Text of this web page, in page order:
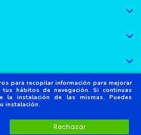
para recopilar información para mejorar
hábitos de navegación. Si continuas
la instalación de las mismas. Puedes
instalación.
Rechazar


